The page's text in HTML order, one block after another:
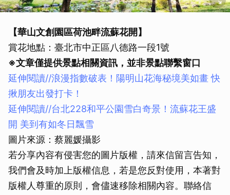
【華山文創園區荷池畔流蘇花開】
賞花地點：臺北市中正區八德路一段1號
※文章僅提供景點相關資訊，並非景點聯繫窗口
延伸閱讀//浪漫指數破表！陽明山花海秘境美如畫 快
揪朋友出發打卡！
延伸閱讀//台北228和平公園雪白奇景！流蘇花王盛
開 美到有如冬日飄雪
圖片來源：蔡麗媛攝影
若分享內容有侵害您的圖片版權，請來信留言告知，
我們會及時加上版權信息，若是您反對使用，本著對
版權人尊重的原則，會儘速移除相關內容。聯絡信